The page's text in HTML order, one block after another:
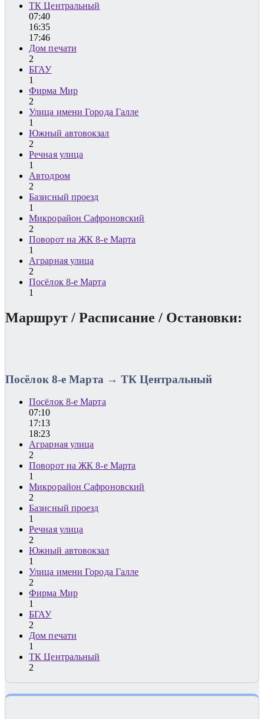
ТК Центральный
07:40
16:35
17:46
Дом печати
2
БГАУ
1
Фирма Мир
2
Улица имени Города Галле
1
Южный автовокзал
2
Речная улица
1
Автодром
2
Базисный проезд
1
Микрорайон Сафроновский
2
Поворот на ЖК 8-е Марта
1
Аграрная улица
2
Посёлок 8-е Марта
1
Маршрут / Расписание / Остановки:
Посёлок 8-е Марта → ТК Центральный
Посёлок 8-е Марта
07:10
17:13
18:23
Аграрная улица
2
Поворот на ЖК 8-е Марта
1
Микрорайон Сафроновский
2
Базисный проезд
1
Речная улица
2
Южный автовокзал
1
Улица имени Города Галле
2
Фирма Мир
1
БГАУ
2
Дом печати
1
ТК Центральный
2